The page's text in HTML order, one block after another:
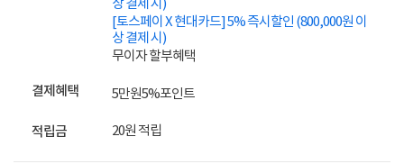
상 결제 시)
[토스페이 X 현대카드] 5% 즉시할인 (800,000원 이
상 결제 시)
무이자 할부혜택
결제혜택 5만원5%포인트
적립금 20원 적립